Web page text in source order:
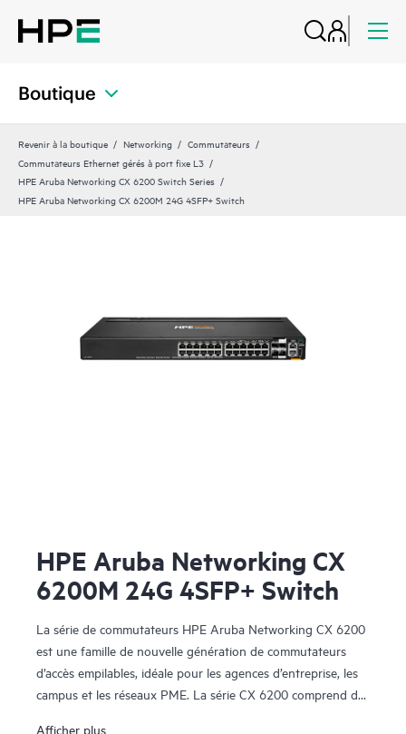
Boutique
Revenir à la boutique Networking
Commutateurs
Commutateurs Ethernet gérés à port fixe L3
HPE Aruba Networking CX 6200 Switch Series
HPE Aruba Networking CX 6200M 24G 4SFP+ Switch
HPE Aruba Networking CX
6200M 24G 4SFP+ Switch
La série de commutateurs HPE Aruba Networking CX 6200
est une famille de nouvelle génération de commutateurs
d’accès empilables, idéale pour les agences d’entreprise, les
campus et les réseaux PME. La série CX 6200 comprend des
Afficher plus